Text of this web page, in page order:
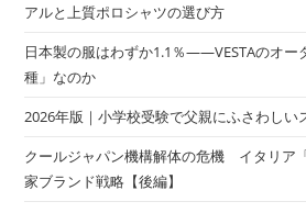
アルと上質ポロシャツの選び方
日本製の服はわずか1.1％——VESTAのオー
種」なのか
2026年版｜小学校受験で父親にふさわしい
クールジャパン機構解体の危機 イタリア
家ブランド戦略【後編】